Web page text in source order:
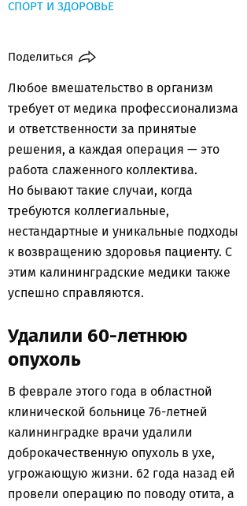
СПОРТ И ЗДОРОВЬЕ
Поделиться
Любое вмешательство в организм
требует от медика профессионализма
и ответственности за принятые
решения, а каждая операция — это
работа слаженного коллектива.
Но бывают такие случаи, когда
требуются коллегиальные,
нестандартные и уникальные подходы
к возвращению здоровья пациенту. С
этим калининградские медики также
успешно справляются.
Удалили 60-летнюю
опухоль
В феврале этого года в областной
клинической больнице 76-летней
калининградке врачи удалили
доброкачественную опухоль в ухе,
угрожающую жизни. 62 года назад ей
провели операцию по поводу отита, а